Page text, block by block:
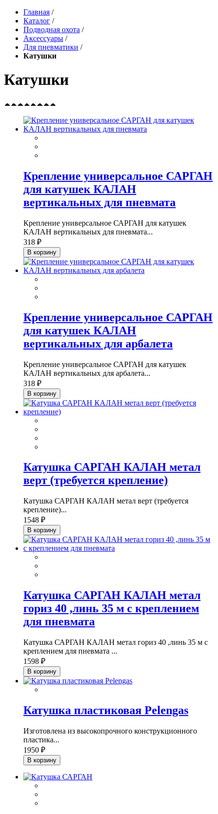
Главная /
Каталог /
Подводная охота /
Аксессуары /
Для пневматики /
Катушки
Катушки
Крепление универсальное САРГАН
для катушек КАЛАН
вертикальных для пневмата
Крепление универсальное САРГАН для катушек
КАЛАН вертикальных для пневмата...
318 ₽
В корзину
Крепление универсальное САРГАН
для катушек КАЛАН
вертикальных для арбалета
Крепление универсальное САРГАН для катушек
КАЛАН вертикальных для арбалета...
318 ₽
В корзину
Катушка САРГАН КАЛАН метал
верт (требуется крепление)
Катушка САРГАН КАЛАН метал верт (требуется
крепление)...
1548 ₽
В корзину
Катушка САРГАН КАЛАН метал
гориз 40 ,линь 35 м с креплением
для пневмата
Катушка САРГАН КАЛАН метал гориз 40 ,линь 35 м с
креплением для пневмата ...
1598 ₽
В корзину
Катушка пластиковая Pelengas
Изготовлена из высокопрочного конструкционного
пластика...
1950 ₽
В корзину